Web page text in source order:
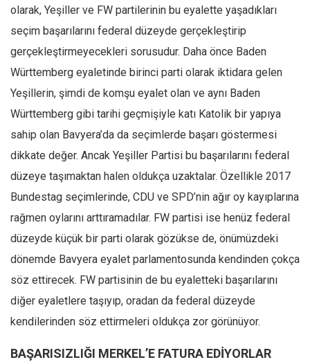
olarak, Yeşiller ve FW partilerinin bu eyalette yaşadıkları
seçim başarılarını federal düzeyde gerçekleştirip
gerçekleştirmeyecekleri sorusudur. Daha önce Baden
Württemberg eyaletinde birinci parti olarak iktidara gelen
Yeşillerin, şimdi de komşu eyalet olan ve aynı Baden
Württemberg gibi tarihi geçmişiyle katı Katolik bir yapıya
sahip olan Bavyera’da da seçimlerde başarı göstermesi
dikkate değer. Ancak Yeşiller Partisi bu başarılarını federal
düzeye taşımaktan halen oldukça uzaktalar. Özellikle 2017
Bundestag seçimlerinde, CDU ve SPD’nin ağır oy kayıplarına
rağmen oylarını arttıramadılar. FW partisi ise henüz federal
düzeyde küçük bir parti olarak gözükse de, önümüzdeki
dönemde Bavyera eyalet parlamentosunda kendinden çokça
söz ettirecek. FW partisinin de bu eyaletteki başarılarını
diğer eyaletlere taşıyıp, oradan da federal düzeyde
kendilerinden söz ettirmeleri oldukça zor görünüyor.
BAŞARISIZLIĞI MERKEL’E FATURA EDİYORLAR